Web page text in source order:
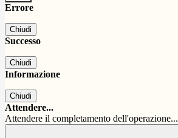
Errore
Chiudi
Successo
Chiudi
Informazione
Chiudi
Attendere...
Attendere il completamento dell'operazione...